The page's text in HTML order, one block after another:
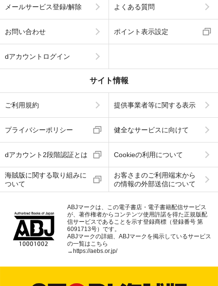
メールサービス登録/解除 よくある質問
お問い合わせ ポイント表示設定
dアカウントログイン
サイト情報
ご利用規約 提供事業者等に関する表示
プライバシーポリシー 健全なサービスに向けて
dアカウント2段階認証とは Cookieの利用について
海賊版に関する取り組みに
ついて
お客さまのご利用端末から
の情報の外部送信について
ABJマークは、この電子書店・電子書籍配信サービス
が、著作権者からコンテンツ使用許諾を得た正規版配
信サービスであることを示す登録商標（登録番号 第
6091713号）です。
ABJマークの詳細、ABJマークを掲示しているサービス
の一覧はこちら
→https://aebs.or.jp/